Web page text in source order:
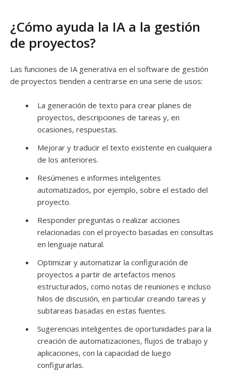
¿Cómo ayuda la IA a la gestión
de proyectos?
Las funciones de IA generativa en el software de gestión
de proyectos tienden a centrarse en una serie de usos:
La generación de texto para crear planes de
proyectos, descripciones de tareas y, en
ocasiones, respuestas.
Mejorar y traducir el texto existente en cualquiera
de los anteriores.
Resúmenes e informes inteligentes
automatizados, por ejemplo, sobre el estado del
proyecto.
Responder preguntas o realizar acciones
relacionadas con el proyecto basadas en consultas
en lenguaje natural.
Optimizar y automatizar la configuración de
proyectos a partir de artefactos menos
estructurados, como notas de reuniones e incluso
hilos de discusión, en particular creando tareas y
subtareas basadas en estas fuentes.
Sugerencias inteligentes de oportunidades para la
creación de automatizaciones, flujos de trabajo y
aplicaciones, con la capacidad de luego
configurarlas.